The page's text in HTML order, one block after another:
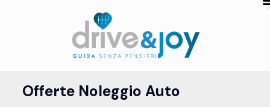
Offerte Noleggio Auto